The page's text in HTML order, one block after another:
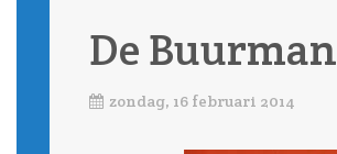
De Buurman
zondag, 16 februari 2014